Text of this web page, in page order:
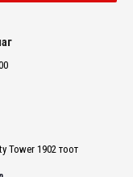
Tower 1902 тоот